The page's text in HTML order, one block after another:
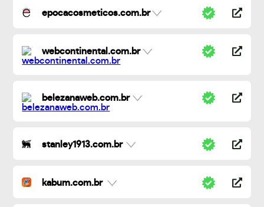
epocacosmeticos.com.br
webcontinental.com.br
belezanaweb.com.br
stanley1913.com.br
kabum.com.br